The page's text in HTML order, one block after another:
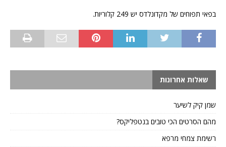
בפאי תפוחים של מקדונלדס יש 249 קלוריות.
שאלות אחרונות
שמן קיק לשיער
מהם הסרטים הכי טובים בנטפליקס?
רשימת צמחי מרפא